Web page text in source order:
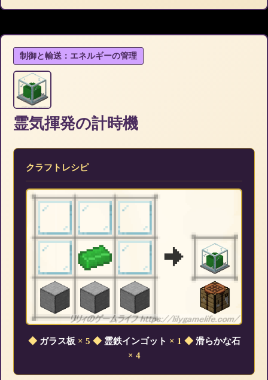
制御と輸送：エネルギーの管理
霊気揮発の計時機
クラフトレシピ
◆ガラス板 × 5 ◆霊鉄インゴット × 1 ◆滑らかな石
× 4